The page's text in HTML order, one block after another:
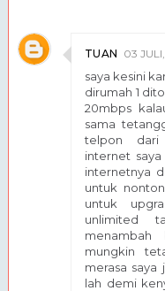
TUAN 03 JULI,
saya kesini
dirumah 1
20mbps
sama
telpon dari
internet
internetnya
untuk
untuk
unlimited
menambah
mungkin
merasa
lah demi